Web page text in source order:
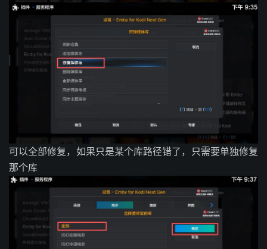
可以全部修复，如果只是某个库路径错了，只需要单独修复
那个库